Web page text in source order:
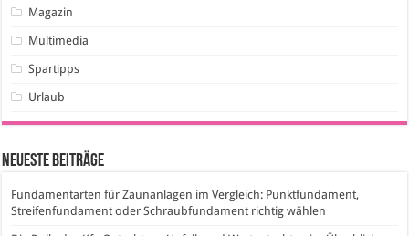
Magazin
Multimedia
Spartipps
Urlaub
Neueste Beiträge
Fundamentarten für Zaunanlagen im Vergleich: Punktfundament,
Streifenfundament oder Schraubfundament richtig wählen